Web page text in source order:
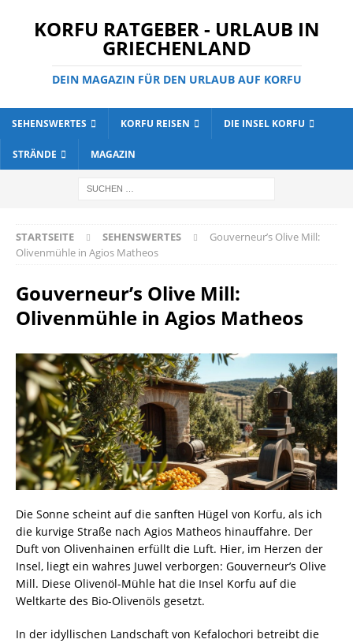
KORFU RATGEBER - URLAUB IN
GRIECHENLAND
DEIN MAGAZIN FÜR DEN URLAUB AUF KORFU
SEHENSWERTES KORFU REISEN DIE INSEL KORFU
STRÄNDE MAGAZIN
STARTSEITE SEHENSWERTES
Gouverneur’s Olive Mill:
Olivenmühle in Agios Matheos
Gouverneur’s Olive Mill:
Olivenmühle in Agios Matheos
Die Sonne scheint auf die sanften Hügel von Korfu, als ich
die kurvige Straße nach Agios Matheos hinauffahre. Der
Duft von Olivenhainen erfüllt die Luft. Hier, im Herzen der
Insel, liegt ein wahres Juwel verborgen: Gouverneur’s Olive
Mill. Diese Olivenöl-Mühle hat die Insel Korfu auf die
Weltkarte des Bio-Olivenöls gesetzt.
In der idyllischen Landschaft von Kefalochori betreibt die